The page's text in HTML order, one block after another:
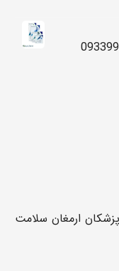
پزشکان ارمغان سلامت